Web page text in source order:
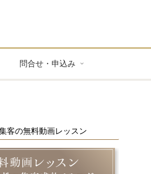
問合せ・申込み
客の無料動画レッスン